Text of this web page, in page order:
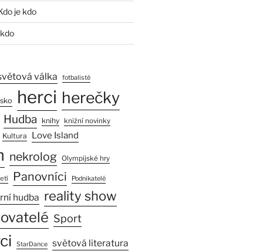
je kdo
válka fotbalisté
herci herečky
Hudba knihy knižní novinky
Kultura Love Island
nekrolog Olympijské hry
Panovníci Podnikatelé
hudba reality show
Sport
StarDance světová literatura